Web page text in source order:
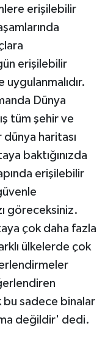
erişilebilir
erişilebilir
Dünya
tüm şehir ve
haritası
baktığınızda
erişilebilir
göreceksiniz.
çok daha fazla
ülkelerde çok
bu sadece binalar
değildir' dedi.